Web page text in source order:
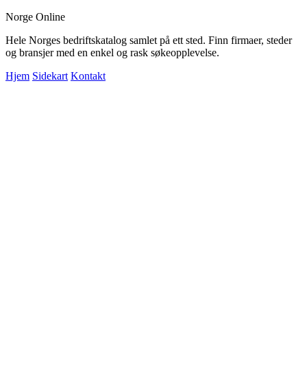
Norge Online
Hele Norges bedriftskatalog samlet på ett sted. Finn firmaer, steder
og bransjer med en enkel og rask søkeopplevelse.
Hjem Sidekart Kontakt